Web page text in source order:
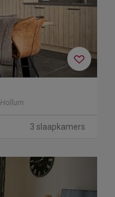
Hollum
3 slaapkamers